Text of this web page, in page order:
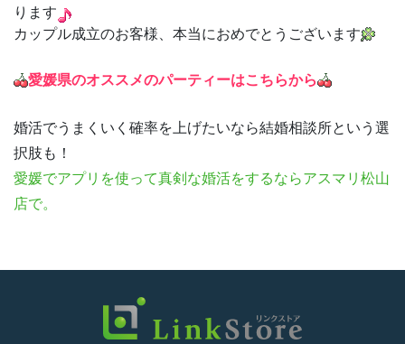
ります
カップル成立のお客様、本当におめでとうございます
愛媛県のオススメのパーティーはこちらから
婚活でうまくいく確率を上げたいなら結婚相談所という選
択肢も！
愛媛でアプリを使って真剣な婚活をするならアスマリ松山
店で。